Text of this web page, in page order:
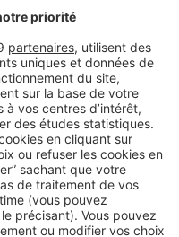
le
à vos produits dans